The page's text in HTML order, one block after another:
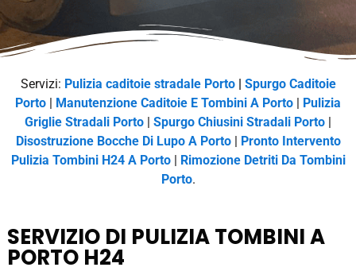
Servizi: Pulizia caditoie stradale Porto| Spurgo Caditoie
Porto | Manutenzione Caditoie E Tombini A Porto | Pulizia
Griglie Stradali Porto | Spurgo Chiusini Stradali Porto |
Disostruzione Bocche Di Lupo A Porto| Pronto Intervento
Pulizia Tombini H24 A Porto| Rimozione Detriti Da Tombini
Porto.
SERVIZIO DI PULIZIA TOMBINI A
PORTO H24